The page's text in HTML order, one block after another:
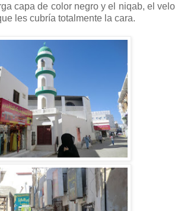
capa de color negro y el niqab, el velo
les cubría totalmente la cara.